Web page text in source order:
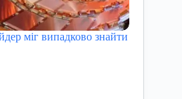
міг випадково знайти